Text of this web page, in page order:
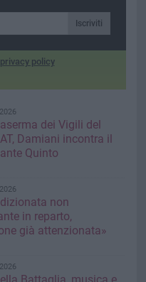
Iscriviti
privacy policy
dei Vigili del
Damiani incontra il
Quinto
non
in reparto,
già attenzionata»